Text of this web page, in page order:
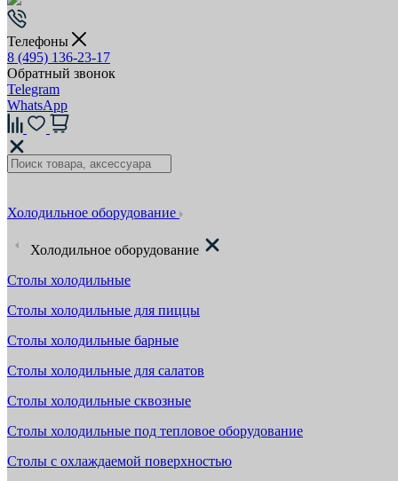
Телефоны
8 (495) 136-23-17
Обратный звонок
Telegram
WhatsApp
Холодильное оборудование
Холодильное оборудование
Столы холодильные
Столы холодильные для пиццы
Столы холодильные барные
Столы холодильные для салатов
Столы холодильные сквозные
Столы холодильные под тепловое оборудование
Столы с охлаждаемой поверхностью